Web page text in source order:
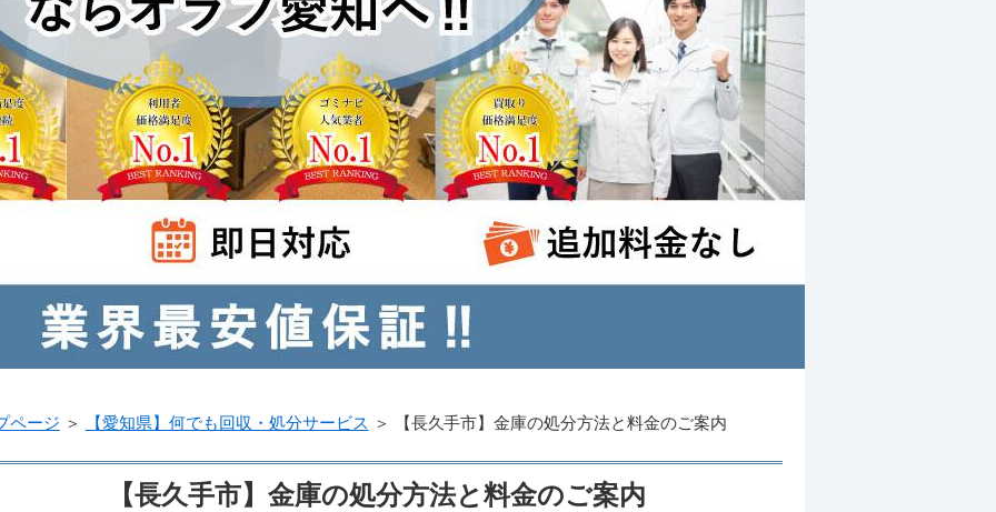
ページ ＞ 【愛知県】何でも回収・処分サービス ＞ 【長久手市】金庫の処分方法と料金のご案内
【長久手市】金庫の処分方法と料金のご案内